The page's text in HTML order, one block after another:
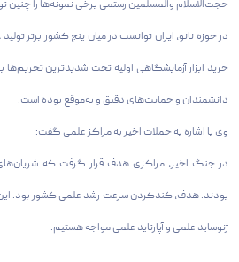
حجت‌الاسلام والمسلمین رستمی برخی نمونه‌ها را چنین
در حوزه نانو، ایران توانست در میان پنج کشور برتر
خرید ابزار آزمایشگاهی اولیه تحت شدیدترین
دانشمندان و حمایت‌های دقیق و به‌موقع بوده است.
وی با اشاره به حملات اخیر به مراکز علمی گفت:
در جنگ اخیر، مراکزی هدف قرار گرفت که
بودند. هدف، کندکردن سرعت رشد علمی کشور بود.
ژنوساید علمی و آپارتاید علمی مواجه هستیم.